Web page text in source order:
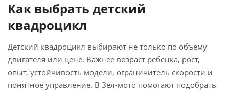
Как выбрать детский
квадроцикл
Детский квадроцикл выбирают не только по объему
двигателя или цене. Важнее возраст ребенка, рост,
опыт, устойчивость модели, ограничитель скорости и
понятное управление. В Зел-мото помогают подобрать